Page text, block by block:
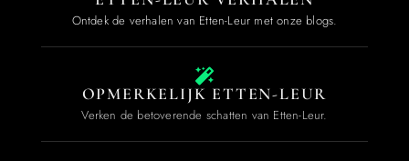
Ontdek de verhalen van Etten-Leur met onze blogs.
OPMERKELIJK ETTEN-LEUR
Verken de betoverende schatten van Etten-Leur.